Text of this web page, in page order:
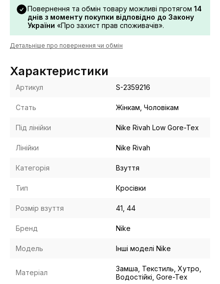
Повернення та обмін товару можливі протягом 14
днів з моменту покупки відповідно до Закону
України «Про захист прав споживачів».
Детальніше про повернення чи обмін
Характеристики
Артикул S-2359216
Стать Жінкам, Чоловікам
Під лінійки Nike Rivah Low Gore-Tex
Лінійки Nike Rivah
Категорія Взуття
Тип Кросівки
Розмір взуття 41, 44
Бренд Nike
Модель Інші моделі Nike
Матеріал
Замша, Текстиль, Хутро,
Водостійкі, Gore-Tex